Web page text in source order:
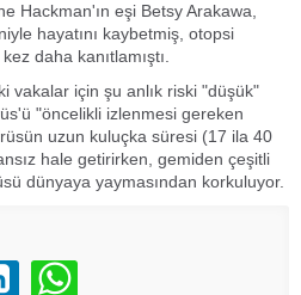
Hackman'ın eşi Betsy Arakawa,
hayatını kaybetmiş, otopsi
daha kanıtlamıştı.
vakalar için şu anlık riski "düşük"
"öncelikli izlenmesi gereken
uzun kuluçka süresi (17 ila 40
hale getirirken, gemiden çeşitli
dünyaya yaymasından korkuluyor.